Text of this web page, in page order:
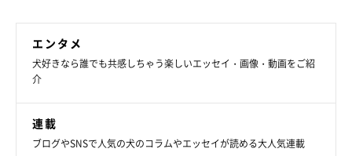
エンタメ
犬好きなら誰でも共感しちゃう楽しいエッセイ・画像・動画をご紹
介
連載
ブログやSNSで人気の犬のコラムやエッセイが読める大人気連載